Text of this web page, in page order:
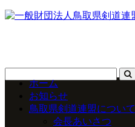
ホーム
お知らせ
鳥取県剣道連盟について
会長あいさつ